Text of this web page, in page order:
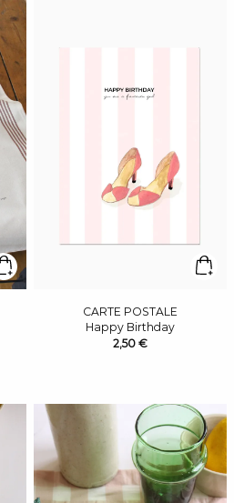
CARTE POSTALE
Happy Birthday
2,50 €